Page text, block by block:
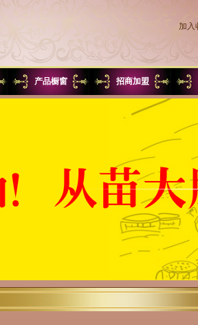
加入
产品橱窗 招商加盟